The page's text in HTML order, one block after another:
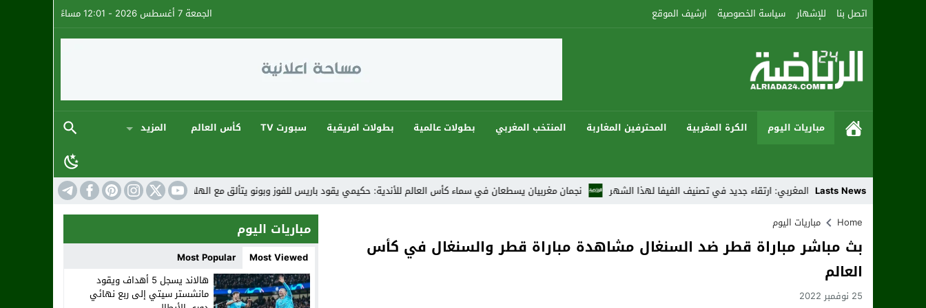
اتصل بنا للإشهار سياسة الخصوصية ارشيف الموقع الجمعة 7 أغسطس 2026 - 12:01 مساءً
مباريات اليوم الكرة المغربية المحترفين المغاربة المنتخب المغربي بطولات عالمية بطولات افريقية سبورت TV كأس العالم المزيد
Lasts News
المنتخب المغربي: ارتقاء جديد في تصنيف الفيفا لهذا الشهر نجمان مغربيان يسطعان في سماء كأس العالم للأندية: حكيمي يقود باريس للفوز وبونو يتألق مع الهلال
أبطال أكادير يُتوَّجون في نهائي كأس العرش للجيت
Home
مباريات اليوم
بث مباشر مباراة قطر ضد السنغال مشاهدة مباراة قطر والسنغال في كأس
العالم
25 نوفمبر 2022
مباريات اليوم
Most Viewed
Most Popular
هالاند يسجل 5 أهداف ويقود
مانشستر سيتي إلى ربع نهائي